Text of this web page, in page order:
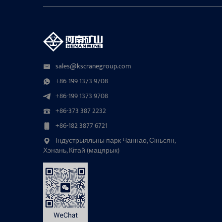
sales@kscranegroup.com
+86-199 1373 9708
+86-199 1373 9708
+86-373 387 2232
+86-182 3877 6721
Індустрыяльны парк Чаннао, Сіньсян,
Хэнань, Кітай (мацярык)